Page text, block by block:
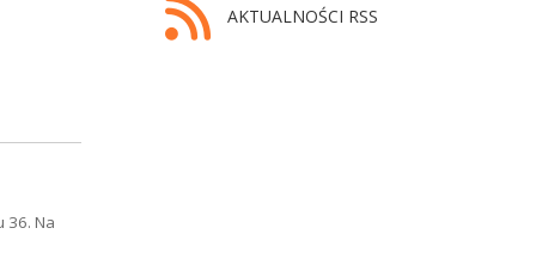
AKTUALNOŚCI RSS
36. Na